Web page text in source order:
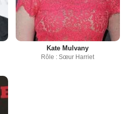
Kate Mulvany
Rôle : Sœur Harriet